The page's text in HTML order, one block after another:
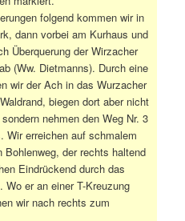
folgend kommen wir in
dann vorbei am Kurhaus und
Überquerung der Wirzacher
(Ww. Dietmanns). Durch eine
wir der Ach in das Wurzacher
biegen dort aber nicht
nehmen den Weg Nr. 3
Wir erreichen auf schmalem
Bohlenweg, der rechts haltend
Eindrückend durch das
Wo er an einer T-Kreuzung
wir nach rechts zum